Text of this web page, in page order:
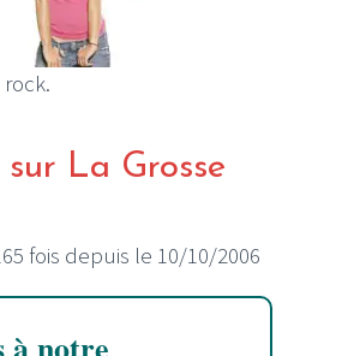
sur La Grosse
fois depuis le 10/10/2006